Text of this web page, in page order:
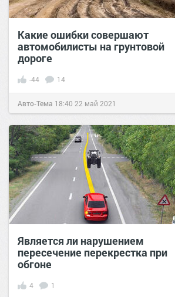
Какие ошибки совершают
автомобилисты на грунтовой
дороге
-44 14
Авто-Тема 18:40 22 май 2021
Является ли нарушением
пересечение перекрестка при
обгоне
4 1